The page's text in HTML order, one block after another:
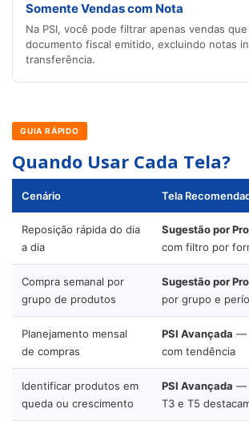
Somente Vendas com Nota
Na PSI, você pode filtrar apenas vendas
documento fiscal emitido, excluindo notas
transferência.
GUIA RÁPIDO
Quando Usar Cada Tela?
Cenário Tela
Reposição rápida do dia
a dia
Sugestão por
com filtro por
Compra semanal por
grupo de produtos
Sugestão por
por grupo e
Planejamento mensal
de compras
PSI Avançada —
com tendência
Identificar produtos em
queda ou crescimento
PSI Avançada —
T3 e T5